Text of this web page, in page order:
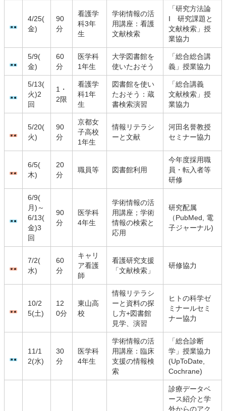
4/25(
金)
90
分
看護学
科3年
生
学術情報の活
用講座：看護
文献検索
「研究方法論
I 研究課題と
文献検索」授
業協力
5/9(
金)
60
分
医学科
1年生
大学図書館を
使いたおそう
「総合総合講
義」授業協力
5/13(
火)2
回
1・
2限
看護学
科1年
生
図書館を使い
たおそう：蔵
書検索演習
「総合講義
文献検索」授
業協力
5/20(
火)
90
分
京都女
子高校
1年生
情報リテラシ
ーと文献
河田名誉教授
セミナー協力
6/5(
木)
20
分
職員等 図書館利用
今年度採用職
員・転入者等
研修
6/9(
月)～
6/13(
金)3
回
90
分
医学科
4年生
学術情報の活
用講座；学術
情報の検索と
応用
研究配属
（PubMed, 電
子ジャーナル)
7/2(
水)
60
分
キャリ
ア看護
師
看護研究支援
「文献検索」
研修協力
10/2
5(土)
12
0分
東山高
校
情報リテラシ
ーと資料の探
し方+図書館
見学、演習
ヒトの科学ゼ
ミナールセミ
ナー協力
11/1
2(水)
30
分
医学科
4年生
学術情報の活
用講座：臨床
支援の情報検
索
「総合診断
学」授業協力
(UpToDate,
Cochrane)
診療データベ
ース紹介と学
外からのアク